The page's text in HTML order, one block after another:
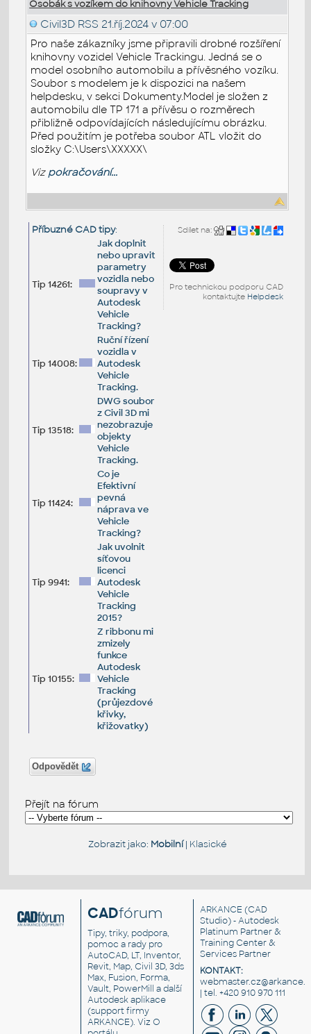
Osobák s vozíkem do knihovny Vehicle Tracking
Civil3D RSS 21.říj.2024 v 07:00
Pro naše zákazníky jsme připravili drobné rozšíření
knihovny vozidel Vehicle Trackingu. Jedná se o
model osobního automobilu a přívěsného vozíku.
Soubor s modelem je k dispozici na našem
helpdesku, v sekci Dokumenty.Model je složen z
automobilu dle TP 171 a přívěsu o rozměrech
přibližně odpovídajících následujícímu obrázku.
Před použitím je potřeba soubor ATL vložit do
složky C:\Users\XXXXX\
Viz pokračování...
Sdílet na:
Pro technickou podporu CAD
kontaktujte Helpdesk
Příbuzné CAD tipy:
Tip 14261:
Jak doplnit
nebo upravit
parametry
vozidla nebo
soupravy v
Autodesk
Vehicle
Tracking?
Tip 14008:
Ruční řízení
vozidla v
Autodesk
Vehicle
Tracking.
Tip 13518:
DWG soubor
z Civil 3D mi
nezobrazuje
objekty
Vehicle
Tracking.
Tip 11424:
Co je
Efektivní
pevná
náprava ve
Vehicle
Tracking?
Tip 9941:
Jak uvolnit
síťovou
licenci
Autodesk
Vehicle
Tracking
2015?
Tip 10155:
Z ribbonu mi
zmizely
funkce
Autodesk
Vehicle
Tracking
(průjezdové
křivky,
křižovatky)
Odpovědět
Přejít na fórum
Zobrazit jako: Mobilní| Klasické
CADfórum
Tipy, triky, podpora,
pomoc a rady pro
AutoCAD, LT, Inventor,
Revit, Map, Civil 3D, 3ds
Max, Fusion, Forma,
Vault, PowerMill a další
Autodesk aplikace
(support firmy
ARKANCE). VizO
ARKANCE (CAD
Studio) - Autodesk
Platinum Partner &
Training Center &
Services Partner
KONTAKT:
| tel. +420 910 970 111